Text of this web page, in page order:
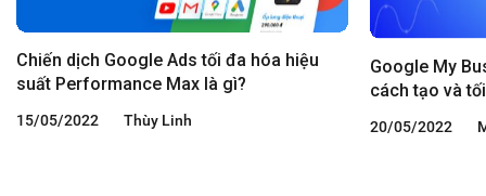
Chiến dịch Google Ads tối đa hóa hiệu
suất Performance Max là gì?
15/05/2022 Thùy Linh
Google My
cách tạo và
20/05/2022